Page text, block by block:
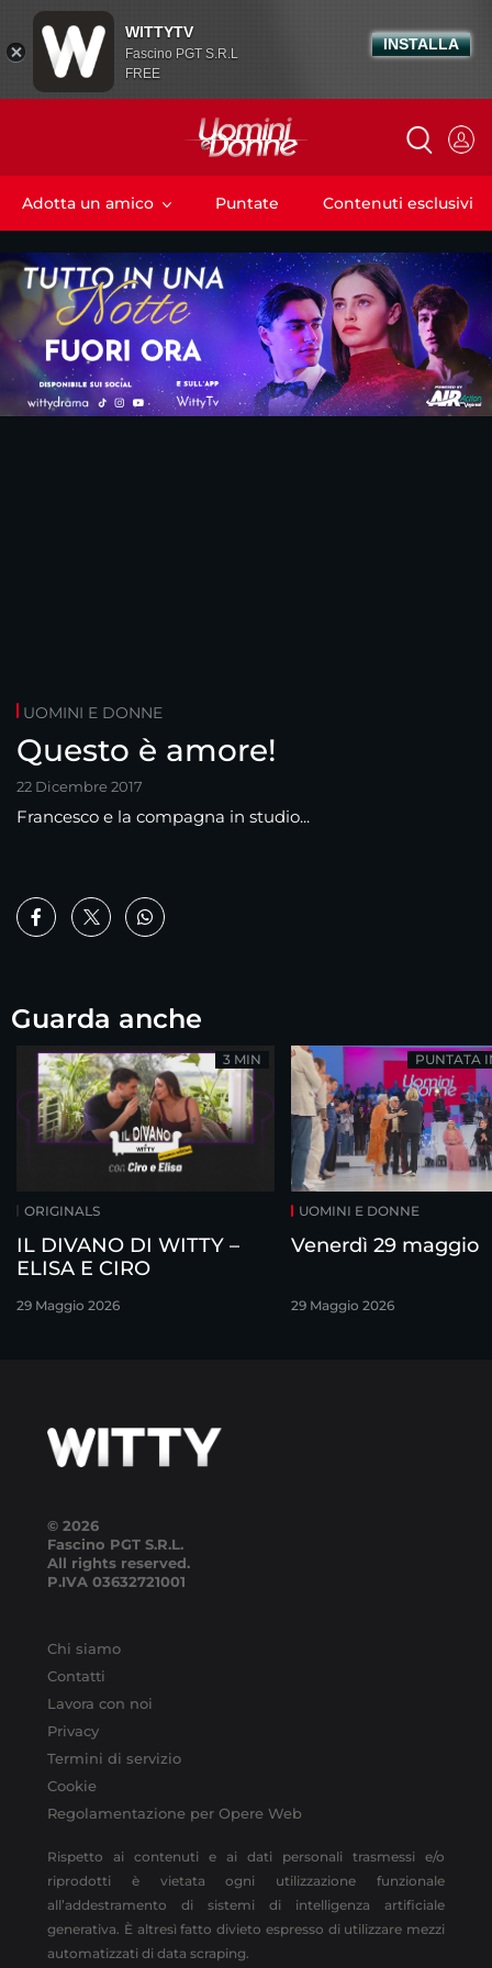
Adotta un amico Puntate Contenuti esclusivi
UOMINI E DONNE
Questo è amore!
22 Dicembre 2017
Francesco e la compagna in studio...
Guarda anche
ORIGINALS
IL DIVANO DI WITTY –
ELISA E CIRO
29 Maggio 2026
3 MIN
UOMINI E DONNE
Venerdì 29 maggio
29 Maggio 2026
PUNTATA
© 2026
Fascino PGT S.R.L.
All rights reserved.
P.IVA 03632721001
Chi siamo
Contatti
Lavora con noi
Privacy
Termini di servizio
Cookie
Regolamentazione per Opere Web
Rispetto ai contenuti e ai dati personali trasmessi e/o
riprodotti è vietata ogni utilizzazione funzionale
all’addestramento di sistemi di intelligenza artificiale
generativa. È altresì fatto divieto espresso di utilizzare mezzi
automatizzati di data scraping.
WITTYTV
Fascino PGT S.R.L
FREE
INSTALLA